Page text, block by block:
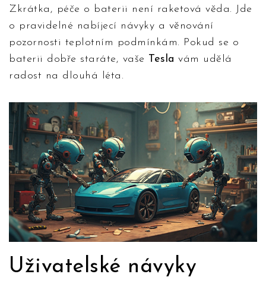
Zkrátka, péče o baterii není raketová věda. Jde
o pravidelné nabíjecí návyky a věnování
pozornosti teplotním podmínkám. Pokud se o
baterii dobře staráte, vaše Tesla vám udělá
radost na dlouhá léta.
Uživatelské návyky